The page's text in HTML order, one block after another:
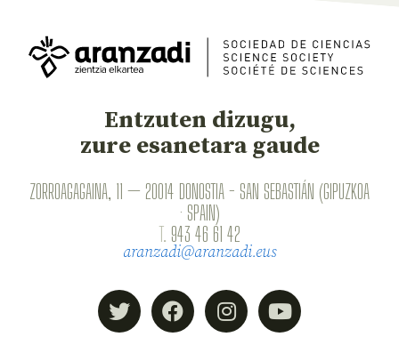
Entzuten dizugu,
zure esanetara gaude
ZORROAGAGAINA, 11 — 20014 DONOSTIA - SAN SEBASTIÁN (GIPUZKOA
· SPAIN)
T. 943 46 61 42
aranzadi@aranzadi.eus